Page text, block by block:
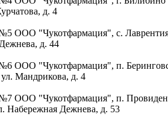
д. 4
№5 ООО "Чукотфармация", с.
д. 44
№6 ООО "Чукотфармация", п.
Мандрикова, д. 4
№7 ООО "Чукотфармация", п.
Набережная Дежнева, д. 53